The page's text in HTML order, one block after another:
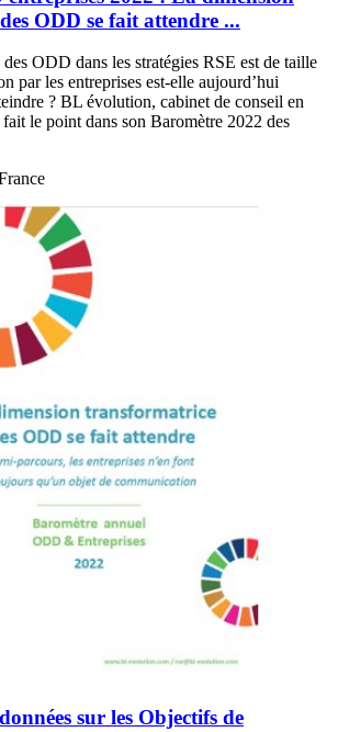
ODD se fait attendre ...
ODD dans les stratégies RSE est de taille
par les entreprises est-elle aujourd’hui
? BL évolution, cabinet de conseil en
le point dans son Baromètre 2022 des
sur les Objectifs de